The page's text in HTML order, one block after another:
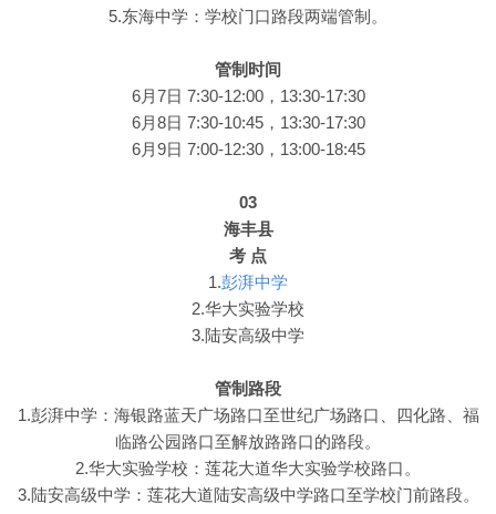
5.东海中学：学校门口路段两端管制。
管制时间
6月7日 7:30-12:00，13:30-17:30
6月8日 7:30-10:45，13:30-17:30
6月9日 7:00-12:30，13:00-18:45
03
海丰县
考 点
1.彭湃中学
2.华大实验学校
3.陆安高级中学
管制路段
1.彭湃中学：海银路蓝天广场路口至世纪广场路口、四化路、福
临路公园路口至解放路路口的路段。
2.华大实验学校：莲花大道华大实验学校路口。
3.陆安高级中学：莲花大道陆安高级中学路口至学校门前路段。